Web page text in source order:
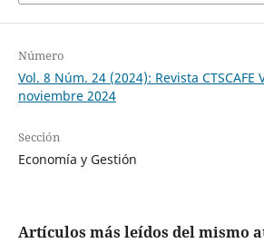
Número
Vol. 8 Núm. 24 (2024): Revista CTSCAFE
noviembre 2024
Sección
Economía y Gestión
Artículos más leídos del mismo